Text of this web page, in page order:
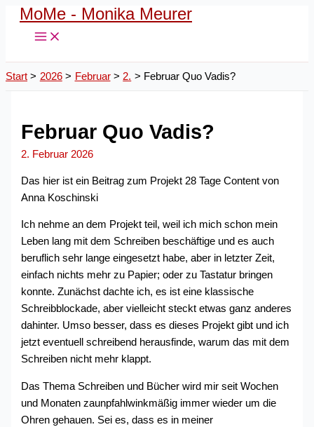
ZumMoMe - Monika Meurer
Start 2026 Februar 2. Februar Quo Vadis?
Februar Quo Vadis?
2. Februar 2026
Das hier ist ein Beitrag zum Projekt 28 Tage Content von
Anna Koschinski
Ich nehme an dem Projekt teil, weil ich mich schon mein
Leben lang mit dem Schreiben beschäftige und es auch
beruflich sehr lange eingesetzt habe, aber in letzter Zeit,
einfach nichts mehr zu Papier; oder zu Tastatur bringen
konnte. Zunächst dachte ich, es ist eine klassische
Schreibblockade, aber vielleicht steckt etwas ganz anderes
dahinter. Umso besser, dass es dieses Projekt gibt und ich
jetzt eventuell schreibend herausfinde, warum das mit dem
Schreiben nicht mehr klappt.
Das Thema Schreiben und Bücher wird mir seit Wochen
und Monaten zaunpfahlwinkmäßig immer wieder um die
Ohren gehauen. Sei es, dass es in meiner